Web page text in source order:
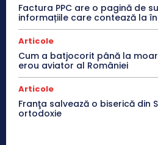
Factura PPC are o pagină de
informațiile care contează la
Articole
Cum a batjocorit până la
erou aviator al României
Articole
Franţa salvează o biserică din
ortodoxie